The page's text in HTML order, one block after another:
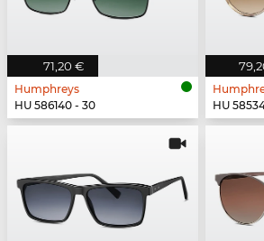
71,20 €
Humphreys
HU 586140 - 30
HU